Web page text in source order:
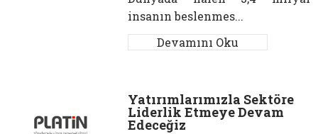
insanın beslenmes...
Devamını Oku
Yatırımlarımızla Sektöre
Liderlik Etmeye Devam
Edeceğiz